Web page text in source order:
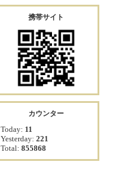
携帯サイト
カウンター
Today: 11
Yesterday: 221
Total: 855868